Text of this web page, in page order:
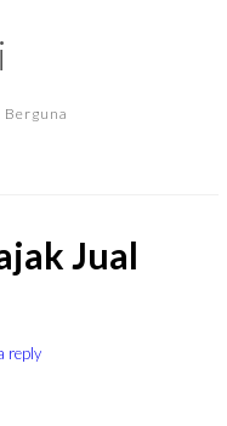
Berguna
Jual
reply